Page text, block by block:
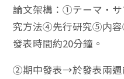
論文架構：①テーマ・
究方法④先行研究⑤内
發表時間約20分鐘。
②期中發表→於發表兩週